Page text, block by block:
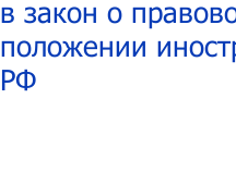
в закон о
положении
РФ